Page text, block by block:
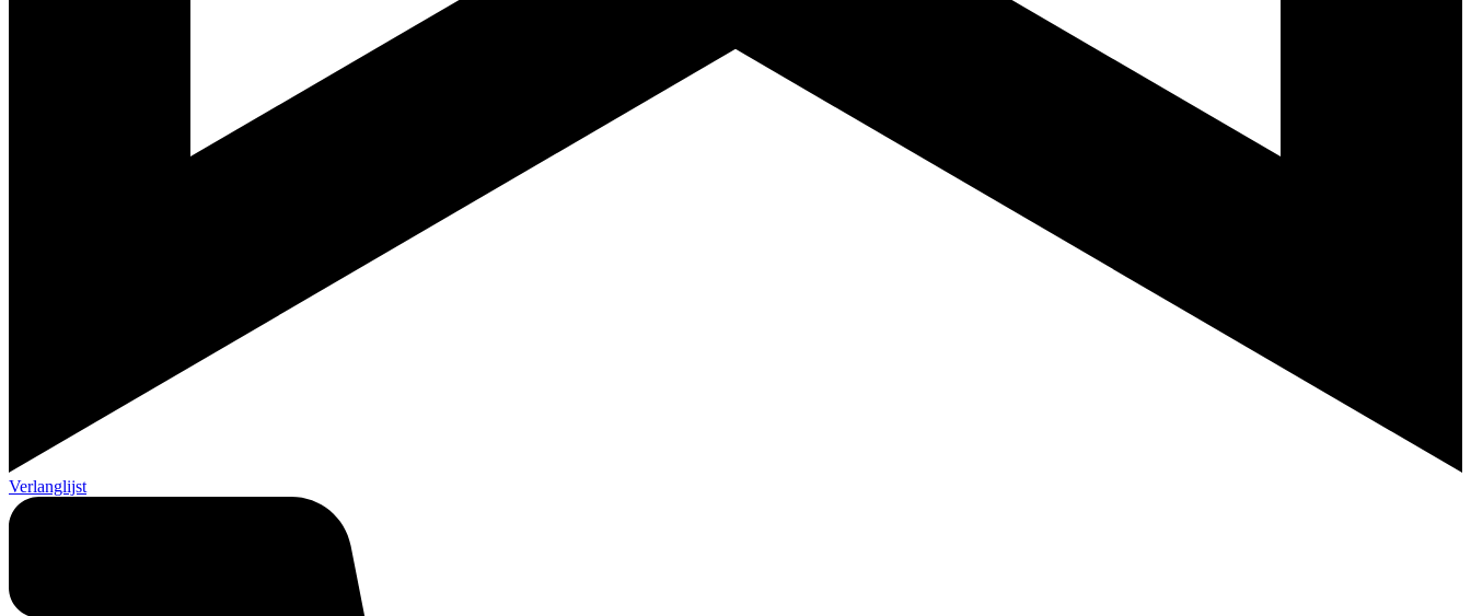
Verlanglijst